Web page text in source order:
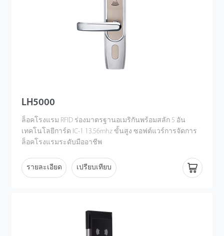
LH5000
ล็อคโรงแรม RFID ร่องมาตรฐานอเมริกันพร้อมสลัก 5 อัน
เทคโนโลยีการ์ด IC-1 13.56mhz ขั้นสูง ซอฟต์แวร์การจัดการ
ล็อคโรงแรมระดับมืออาชีพ
รายละเอียด เปรียบเทียบ